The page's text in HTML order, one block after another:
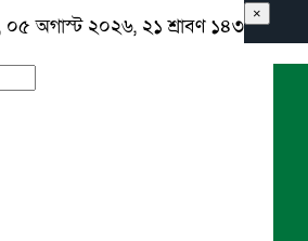
০৫ অগাস্ট ২০২৬, ২১ শ্রাবণ ১৪৩৩
×